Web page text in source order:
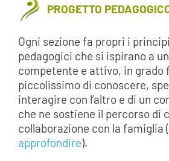
PROGETTO
Ogni sezione fa propri i
pedagogici che si ispirano a
competente e attivo, in grado
piccolissimo di conoscere,
interagire con l’altro e di un
che ne sostiene il percorso di
collaborazione con la famiglia (
approfondire).